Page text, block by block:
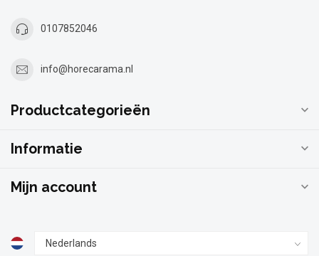
0107852046
info@horecarama.nl
Productcategorieën
Informatie
Mijn account